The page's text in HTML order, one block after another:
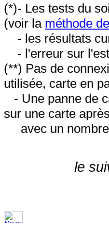
(*)- Les tests du
(voir la méthode
- les résultats
- l'erreur sur
(**) Pas de
utilisée, carte en
- Une panne de
sur une carte
avec un nombre
le